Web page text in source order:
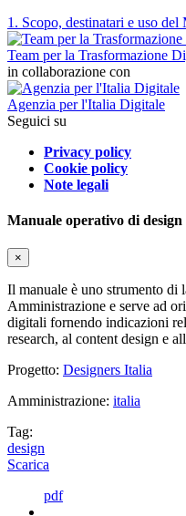
1. Scopo, destinatari e uso
Team per la Trasformazione
in collaborazione con
Agenzia per l'Italia Digitale
Seguici su
Privacy policy
Cookie policy
Note legali
Manuale operativo di design
×
Il manuale è uno strumento di
Amministrazione e serve ad
digitali fornendo indicazioni
research, al content design e
Progetto: Designers Italia
Amministrazione: italia
Tag:
design
Scarica
pdf